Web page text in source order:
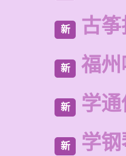
新 古
新 福
新 学
新 学